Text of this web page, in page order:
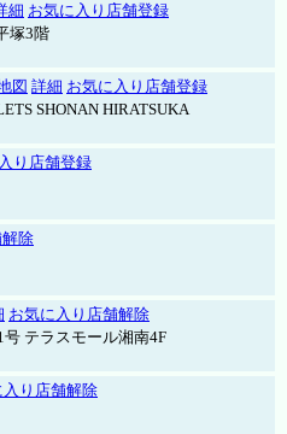
細 お気に入り店舗登録
塚3階
図 詳細 お気に入り店舗登録
SHONAN HIRATSUKA
り店舗登録
除
お気に入り店舗解除
テラスモール湘南4F
入り店舗解除